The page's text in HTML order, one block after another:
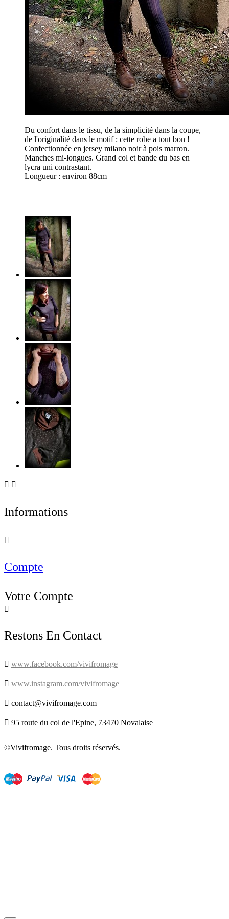
Du confort dans le tissu, de la simplicité dans la coupe,
de l'originalité dans le motif : cette robe a tout bon !
Confectionnée en jersey milano noir à pois marron.
Manches mi-longues. Grand col et bande du bas en
lycra uni contrastant.
Longueur : environ 88cm
 
Informations

Compte
Votre Compte

Restons En Contact
 www.facebook.com/vivifromage
 www.instagram.com/vivifromage
 contact@vivifromage.com
 95 route du col de l'Epine, 73470 Novalaise
©Vivifromage. Tous droits réservés.